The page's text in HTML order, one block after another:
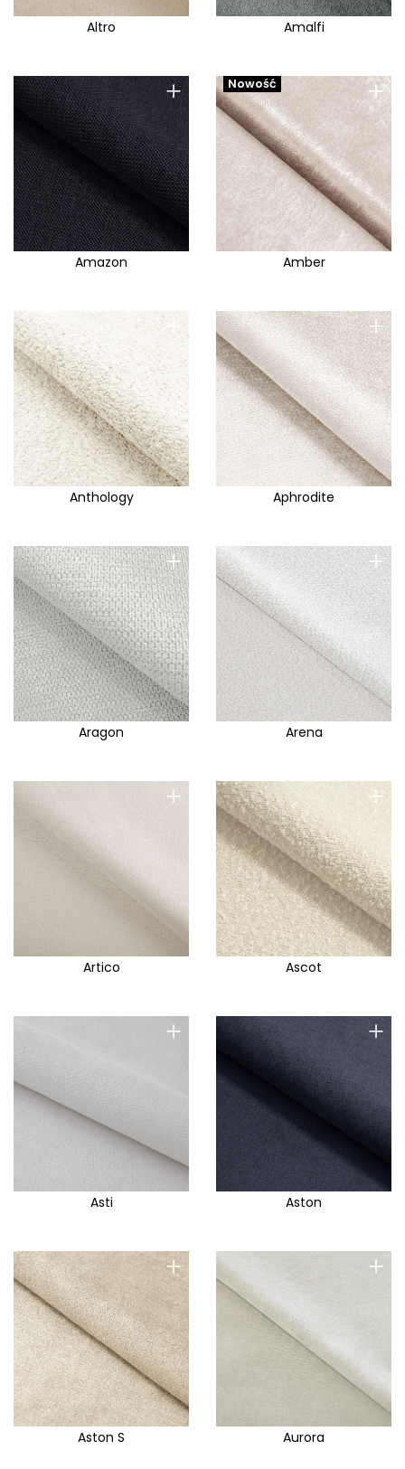
Altro Amalfi
+
Amazon
+
Nowość
Amber
+
Anthology
+
Aphrodite
+
Aragon
+
Arena
+
Artico
+
Ascot
+
Asti
+
Aston
+
Aston S
+
Aurora